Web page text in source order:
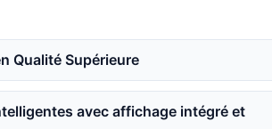
Qualité Supérieure
avec affichage intégré et